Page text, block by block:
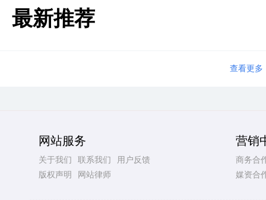
最新推荐
查看更多
网站服务
关于我们 联系我们
用户反馈
版权声明
网站律师
营销
商务合
媒资合